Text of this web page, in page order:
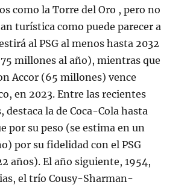
como la Torre del Oro , pero no
turística como puede parecer a
al PSG al menos hasta 2032
millones al año), mientras que
Accor (65 millones) vence
en 2023. Entre las recientes
destaca la de Coca-Cola hasta
por su peso (se estima en un
por su fidelidad con el PSG
años). El año siguiente, 1954,
el trío Cousy-Sharman-